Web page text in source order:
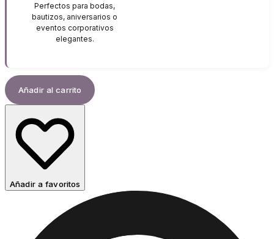
Perfectos para bodas,
bautizos, aniversarios o
eventos corporativos
elegantes.
Añadir al carrito
Añadir a favoritos